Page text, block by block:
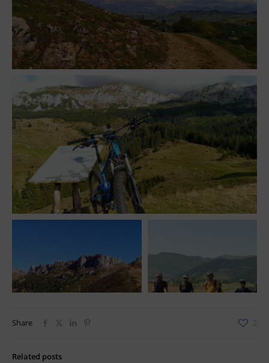
Share 2
Related posts